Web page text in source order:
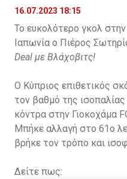
16.07.2023 18:15
Το ευκολότερο γκολ
Ιαπωνία ο Πιέρος
Deal με Βλάχοβιτς!
Ο Κύπριος επιθετικός
τον βαθμό της
κόντρα στην Γιοκοχάμα
Μπήκε αλλαγή στο 61ο
βρήκε τον τρόπο και
Δείτε πως: